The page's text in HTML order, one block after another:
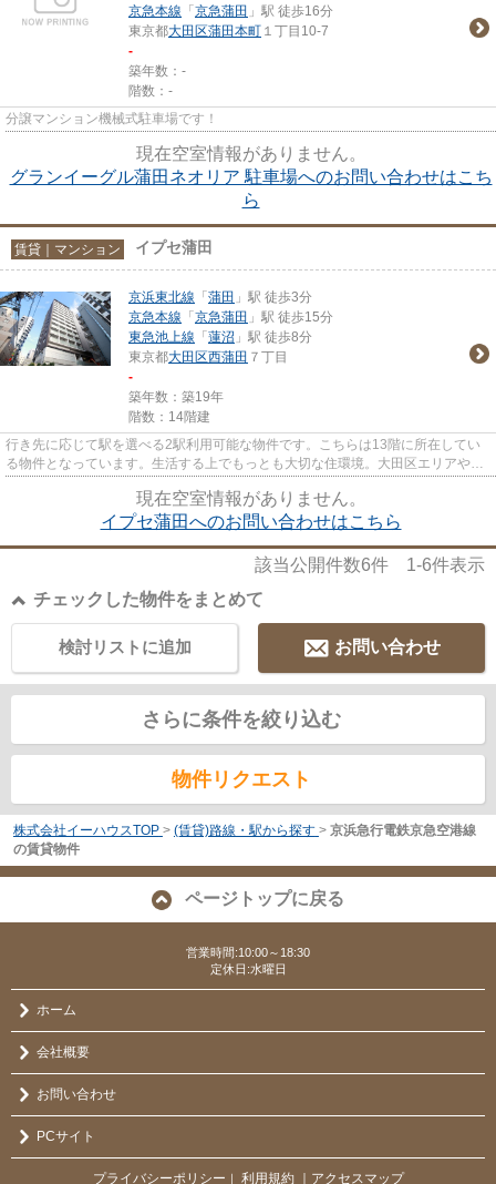
京急本線 「 京急蒲田 」駅 徒歩16分
東京都大田区蒲田本町 １丁目10-7
-
築年数：-
階数：-
分譲マンション機械式駐車場です！
現在空室情報がありません。
グランイーグル蒲田ネオリア 駐車場へのお問い合わせはこち
ら
賃貸｜マンション イプセ蒲田
京浜東北線 「 蒲田 」駅 徒歩3分
京急本線 「 京急蒲田 」駅 徒歩15分
東急池上線 「 蓮沼 」駅 徒歩8分
東京都大田区西蒲田 ７丁目
-
築年数：築19年
階数：14階建
行き先に応じて駅を選べる2駅利用可能な物件です。こちらは13階に所在してい
る物件となっています。生活する上でもっとも大切な住環境。大田区エリアや京
現在空室情報がありません。
イプセ蒲田へのお問い合わせはこちら
該当公開件数6件 1-6件表示
チェックした物件をまとめて
お問い合わせ
検討リストに追加
さらに条件を絞り込む
物件リクエスト
株式会社イーハウスTOP > (賃貸)路線・駅から探す > 京浜急行電鉄京急空港線
の賃貸物件
ページトップに戻る
営業時間:10:00～18:30
定休日:水曜日
ホーム
会社概要
お問い合わせ
PCサイト
プライバシーポリシー ｜ 利用規約 ｜アクセスマップ